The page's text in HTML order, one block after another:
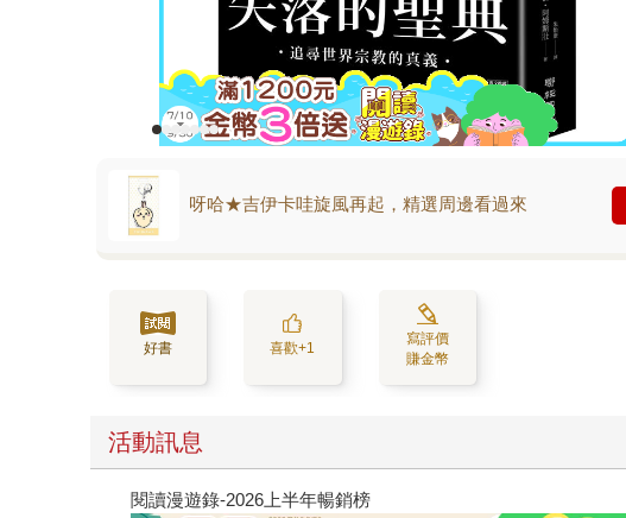
呀哈★吉伊卡哇旋風再起，精選周邊看過來
好書 喜歡+1
寫評價
賺金幣
活動訊息
閱讀漫遊錄-2026上半年暢銷榜